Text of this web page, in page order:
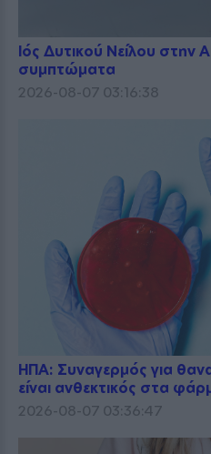
Ιός Δυτικού Νείλου στην
συμπτώματα
2026-08-07 03:16:38
ΗΠΑ: Συναγερμός για
είναι ανθεκτικός στα
2026-08-07 03:36:47